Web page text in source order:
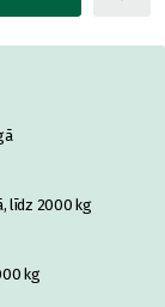
līdz 2000 kg
kg